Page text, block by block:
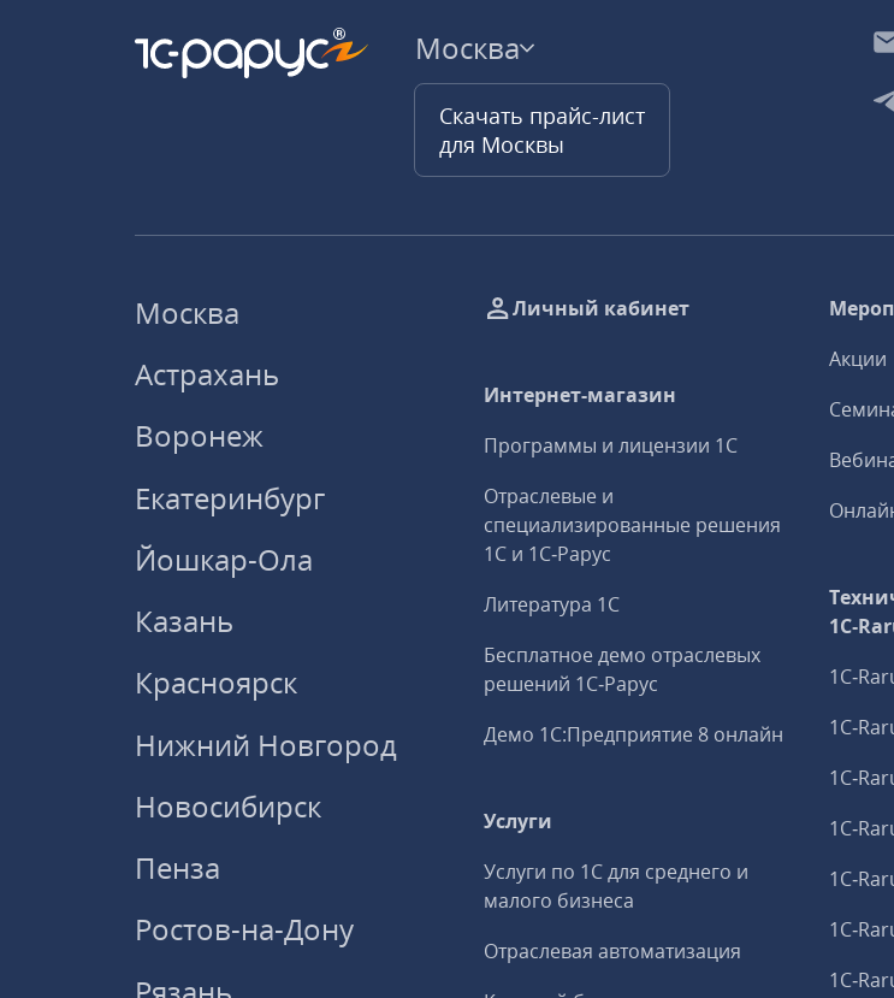
Москва
Скачать прайс-лист
для Москвы
Москва
Астрахань
Воронеж
Екатеринбург
Йошкар-Ола
Казань
Красноярск
Нижний Новгород
Новосибирск
Пенза
Ростов-на-Дону
Личный кабинет
Интернет-магазин
Программы и лицензии 1С
Отраслевые и
специализированные решения
1С и 1С‑Рарус
Литература 1С
Бесплатное демо отраслевых
решений 1С‑Рарус
Демо 1С:Предприятие 8 онлайн
Услуги
Услуги по 1С для среднего и
малого бизнеса
Отраслевая автоматизация
Акции